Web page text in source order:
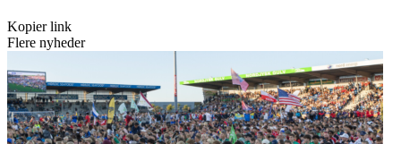
Kopier link
Flere nyheder